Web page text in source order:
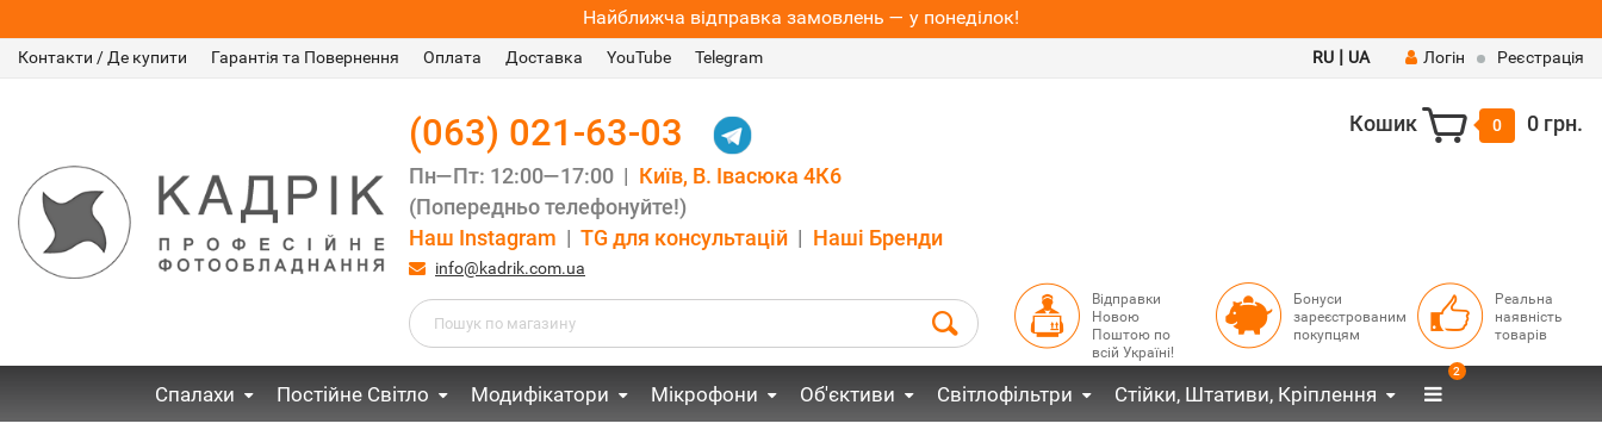
Найближча відправка замовлень — у понеділок!
Контакти / Де купити Гарантія та Повернення Оплата Доставка YouTube Telegram RU | UA Логін Реєстрація
(063) 021-63-03
Пн—Пт: 12:00—17:00 |
Київ, В. Івасюка 4К6
(Попередньо телефонуйте!)
Наш Instagram
TG для консультацій Наші Бренди
info@kadrik.com.ua
Кошик 0 0 грн.
Відправки
Новою
Поштою по
всій Україні!
Бонуси
зареєстрованим
покупцям
Реальна
наявність
товарів
Спалахи Постійне Світло Модифікатори Мікрофони Об'єктиви Світлофільтри Стійки, Штативи, Кріплення
2